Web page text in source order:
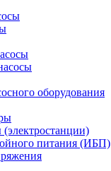
оборудования
питания (ИБП)